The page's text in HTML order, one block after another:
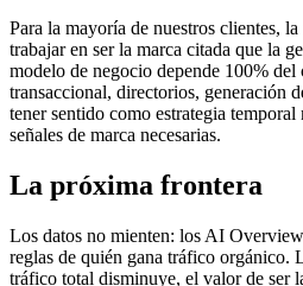
Para la mayoría de nuestros clientes,
trabajar en ser la marca citada que la
modelo de negocio depende 100% del
transaccional, directorios, generación
tener sentido como estrategia temporal
señales de marca necesarias.
La próxima frontera
Los datos no mienten: los AI
reglas de quién gana tráfico orgánico.
tráfico total disminuye, el valor de ser